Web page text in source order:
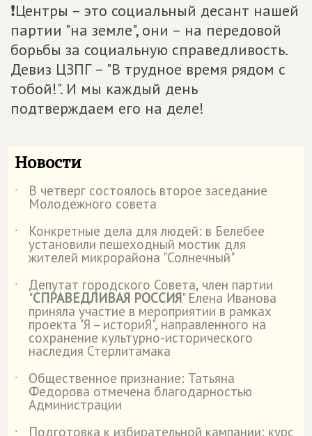
❗Центры – это социальный десант нашей
партии "на земле", они – на передовой
борьбы за социальную справедливость.
Девиз ЦЗПГ – "В трудное время рядом с
тобой!". И мы каждый день
подтверждаем его на деле!
Новости
˙ В четверг состоялось второе заседание
Молодежного совета
˙
Конкретные дела для людей: в Белебее
установили пешеходный мостик для
жителей микрорайона "Солнечный"
˙
Депутат городского Совета, член партии
"СПРАВЕДЛИВАЯ РОССИЯ" Елена Иванова
приняла участие в мероприятии в рамках
проекта "Я – историЯ", направленного на
сохранение культурно-исторического
наследия Стерлитамака
˙
Общественное признание: Татьяна
Федорова отмечена благодарностью
Администрации
Подготовка к избирательной кампании: курс